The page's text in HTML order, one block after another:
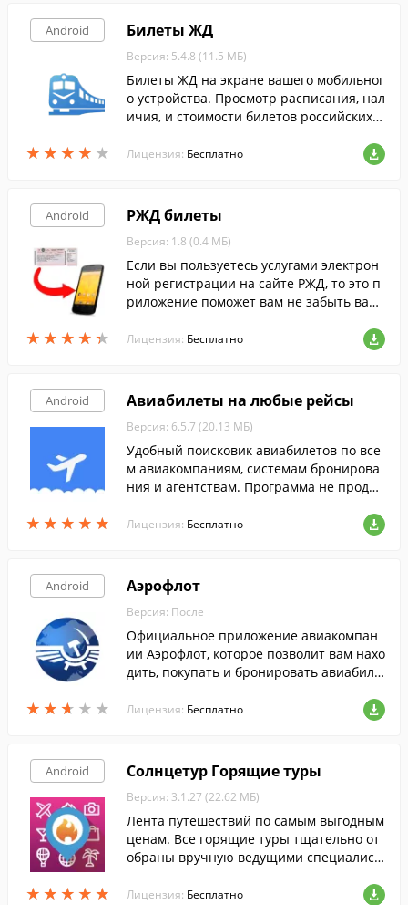
Android
★ ★ ★ ★ ★
★ ★ ★ ★ ★
Билеты ЖД
Версия: 5.4.8 (11.5 МБ)
Билеты ЖД на экране вашего мобильног
о устройства. Просмотр расписания, нал
ичия, и стоимости билетов российских ж
Лицензия: Бесплатно
Android
★ ★ ★ ★ ★
★ ★ ★ ★ ★
РЖД билеты
Версия: 1.8 (0.4 МБ)
Если вы пользуетесь услугами электрон
ной регистрации на сайте РЖД, то это п
риложение поможет вам не забыть ваш
н и место.
Лицензия: Бесплатно
Android
★ ★ ★ ★ ★
★ ★ ★ ★ ★
Авиабилеты на любые рейсы
Версия: 6.5.7 (20.13 МБ)
Удобный поисковик авиабилетов по все
м авиакомпаниям, системам бронирова
ния и агентствам. Программа не продае
пить по самым выгодным ценам.
Лицензия: Бесплатно
Android
★ ★ ★ ★ ★
★ ★ ★ ★ ★
Аэрофлот
Версия: После
Официальное приложение авиакомпан
ии Аэрофлот, которое позволит вам нахо
дить, покупать и бронировать авиабиле
Лицензия: Бесплатно
Android
★ ★ ★ ★ ★
★ ★ ★ ★ ★
Солнцетур Горящие туры
Версия: 3.1.27 (22.62 МБ)
Лента путешествий по самым выгодным
ценам. Все горящие туры тщательно от
обраны вручную ведущими специалист
оссийских туроператоров.
Лицензия: Бесплатно